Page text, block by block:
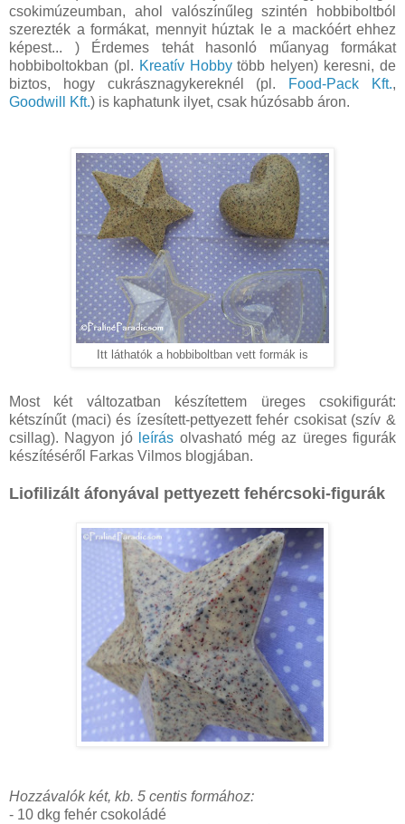
csokimúzeumban, ahol valószínűleg szintén hobbiboltból
szerezték a formákat, mennyit húztak le a mackóért ehhez
képest... ) Érdemes tehát hasonló műanyag formákat
hobbiboltokban (pl. Kreatív Hobbytöbb helyen) keresni, de
biztos, hogy cukrásznagykereknél (pl.
Food-Pack Kft.,
Goodwill Kft.) is kaphatunk ilyet, csak húzósabb áron.
Itt láthatók a hobbiboltban vett formák is
Most két változatban készítettem üreges csokifigurát:
kétszínűt (maci) és ízesített-pettyezett fehér csokisat (szív &
csillag). Nagyon jó leírás olvasható még az üreges figurák
készítéséről Farkas Vilmos blogjában.
Liofilizált áfonyával pettyezett fehércsoki-figurák
Hozzávalók két, kb. 5 centis formához:
- 10 dkg fehér csokoládé